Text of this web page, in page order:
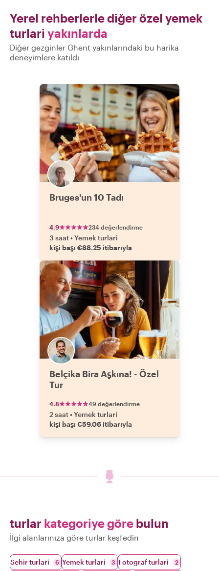
Yerel rehberlerle diğer özel yemek
turlari yakınlarda
Diğer gezginler Ghent yakınlarındaki bu harika
deneyimlere katıldı
Bruges'un 10 Tadı
4.9 234 değerlendirme
3 saat•Yemek turlari
kişi başı €88.25 itibarıyla
Belçika Bira Aşkına! - Özel
Tur
4.8 49 değerlendirme
2 saat•Yemek turlari
kişi başı €59.06 itibarıyla
turlar kategoriye göre bulun
İlgi alanlarınıza göre turlar keşfedin
Sehir turlari 6 Yemek turlari 3 Fotograf turlari 2